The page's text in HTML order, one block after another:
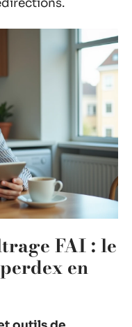
FAI : le
en